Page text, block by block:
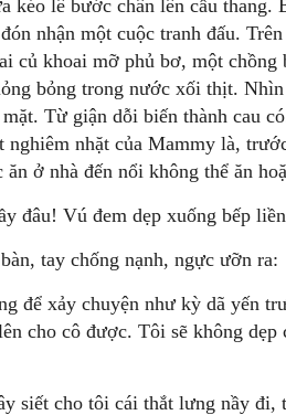
kéo lê bước chân lên cầu thang.
nhận một cuộc tranh đấu.
củ khoai mỡ phủ bơ, một chồng
bỏng trong nước xối thịt.
Từ giận dỗi biến thành cau
nghiêm nhặt của Mammy là,
ở nhà đến nổi không thể ăn
đâu! Vú đem dẹp xuống bếp
tay chống nạnh, ngực ưỡn ra:
để xảy chuyện như kỳ dã yến
cho cô được. Tôi sẽ không
siết cho tôi cái thắt lưng nầy đi,